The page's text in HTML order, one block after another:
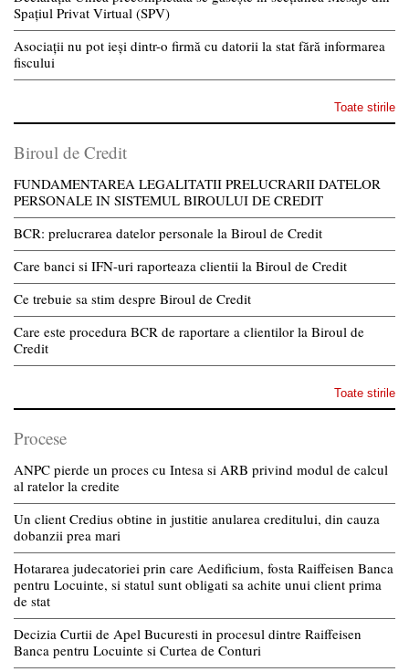
Spațiul Privat Virtual (SPV)
Asociații nu pot ieși dintr-o firmă cu datorii la stat fără informarea
fiscului
Toate stirile
Biroul de Credit
FUNDAMENTAREA LEGALITATII PRELUCRARII DATELOR
PERSONALE IN SISTEMUL BIROULUI DE CREDIT
BCR: prelucrarea datelor personale la Biroul de Credit
Care banci si IFN-uri raporteaza clientii la Biroul de Credit
Ce trebuie sa stim despre Biroul de Credit
Care este procedura BCR de raportare a clientilor la Biroul de
Credit
Toate stirile
Procese
ANPC pierde un proces cu Intesa si ARB privind modul de calcul
al ratelor la credite
Un client Credius obtine in justitie anularea creditului, din cauza
dobanzii prea mari
Hotararea judecatoriei prin care Aedificium, fosta Raiffeisen Banca
pentru Locuinte, si statul sunt obligati sa achite unui client prima
de stat
Decizia Curtii de Apel Bucuresti in procesul dintre Raiffeisen
Banca pentru Locuinte si Curtea de Conturi